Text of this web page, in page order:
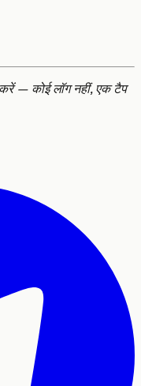
— कोई लॉग नहीं, एक टैप